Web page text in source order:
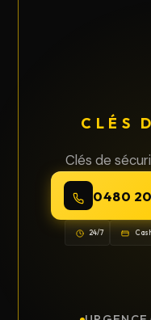
CLÉS
Clés de
0480
24/7